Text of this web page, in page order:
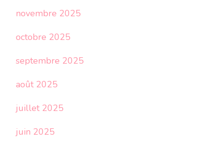
novembre 2025
octobre 2025
septembre 2025
août 2025
juillet 2025
juin 2025